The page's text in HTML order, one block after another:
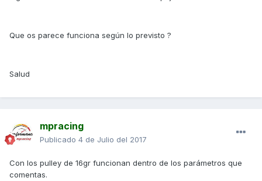
Que os parece funciona según lo previsto ?
Salud
mpracing
Publicado 4 de Julio del 2017
Con los pulley de 16gr funcionan dentro de los parámetros que
comentas.